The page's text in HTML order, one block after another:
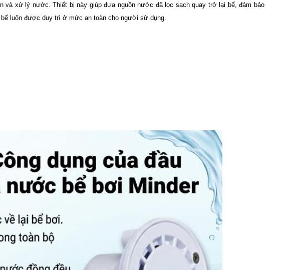
và xử lý nước. Thiết bị này giúp đưa nguồn nước đã lọc sạch quay trở lại bể, đảm bảo
luôn được duy trì ở mức an toàn cho người sử dụng.